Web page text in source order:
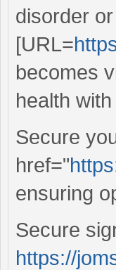
disorder
[URL=
becomes
health
Secure
href="
ensuring
Secure
https://